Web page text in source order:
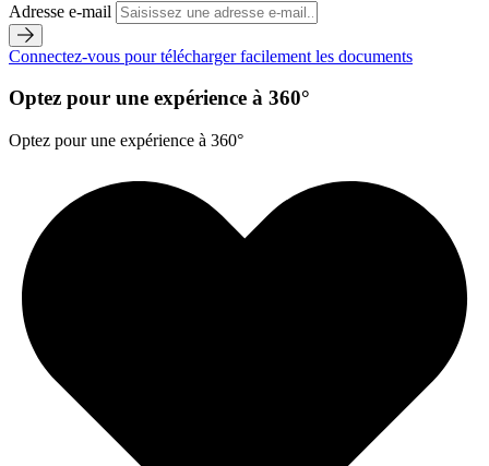
Adresse e-mail
Connectez-vous pour télécharger facilement les documents
Optez pour une expérience à 360°
Optez pour une expérience à 360°